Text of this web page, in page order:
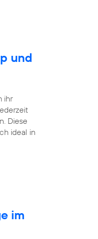
und
ihr
Diese
ideal in
im